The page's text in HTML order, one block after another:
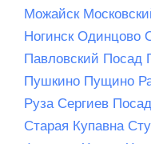
Можайск
Ногинск Одинцово
Павловский Посад
Пушкино Пущино
Руза Сергиев Посад
Старая Купавна